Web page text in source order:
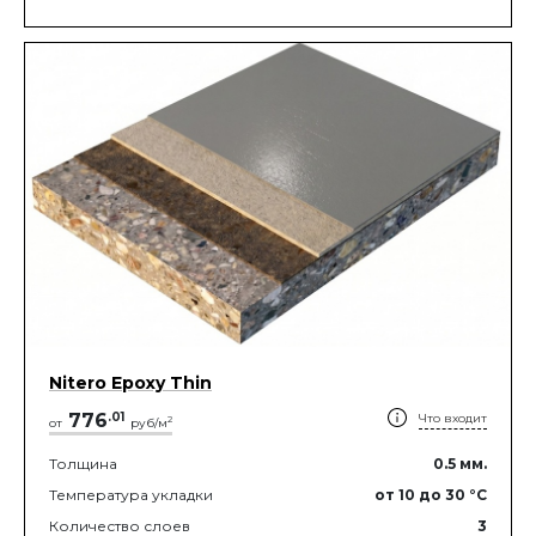
Nitero Epoxy Thin
от 776.01 руб/м2 Что входит
Толщина 0.5 мм.
Температура укладки
от 10 до 30 °C
Количество слоев
3